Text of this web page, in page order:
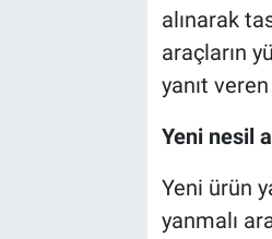
alınarak
araçların
yanıt
Yeni nesil
Yeni ürün
yanmalı